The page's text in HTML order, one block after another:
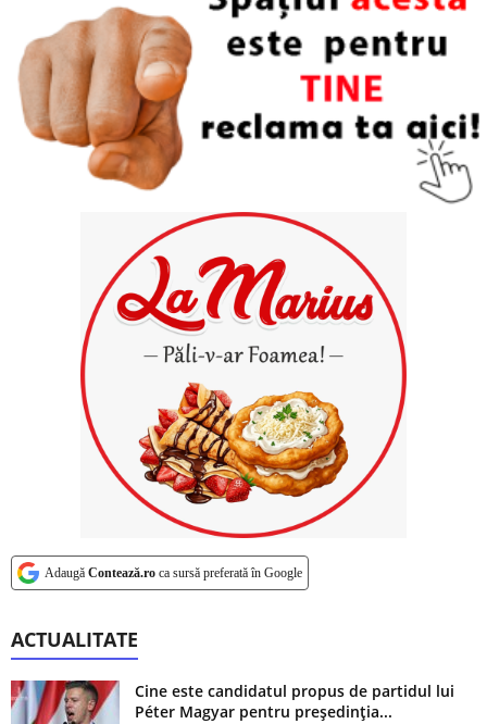
Adaugă Contează.ro ca sursă preferată în Google
ACTUALITATE
Cine este candidatul propus de partidul lui
Péter Magyar pentru președinția...